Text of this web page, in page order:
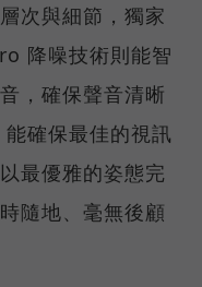
次與細節，獨家
降噪技術則能智
，確保聲音清晰
確保最佳的視訊
最優雅的姿態完
隨地、毫無後顧